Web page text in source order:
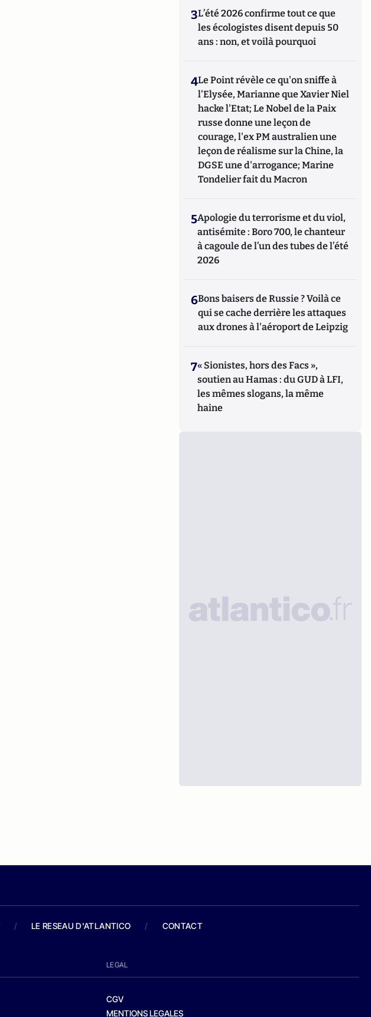
3L’été 2026 confirme tout ce que
les écologistes disent depuis 50
ans : non, et voilà pourquoi
4Le Point révèle ce qu'on sniffe à
l'Elysée, Marianne que Xavier Niel
hacke l'Etat; Le Nobel de la Paix
russe donne une leçon de
courage, l'ex PM australien une
leçon de réalisme sur la Chine, la
DGSE une d'arrogance; Marine
Tondelier fait du Macron
5Apologie du terrorisme et du viol,
antisémite : Boro 700, le chanteur
à cagoule de l’un des tubes de l’été
2026
6Bons baisers de Russie ? Voilà ce
qui se cache derrière les attaques
aux drones à l'aéroport de Leipzig
7« Sionistes, hors des Facs »,
soutien au Hamas : du GUD à LFI,
les mêmes slogans, la même
haine
/ LE RESEAU D'ATLANTICO / CONTACT
LEGAL
CGV
MENTIONS LEGALES